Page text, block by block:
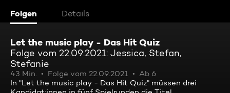
Folgen Details
Let the music play - Das Hit Quiz
Folge vom 22.09.2021: Jessica, Stefan,
Stefanie
43 Min. Folge vom 22.09.2021
Ab 6
In "Let the music play - Das Hit Quiz" müssen drei